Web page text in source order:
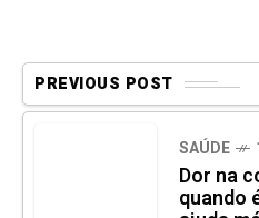
PREVIOUS POST
SAÚDE
Dor na
quando